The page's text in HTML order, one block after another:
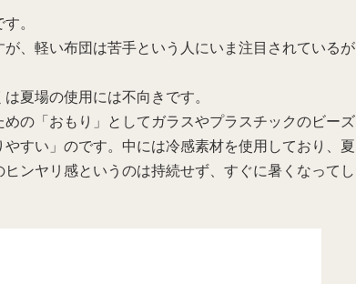
。
、軽い布団は苦手という人にいま注目されているが
夏場の使用には不向きです。
の「おもり」としてガラスやプラスチックのビーズ
すい」のです。中には冷感素材を使用しており、夏
ンヤリ感というのは持続せず、すぐに暑くなってし